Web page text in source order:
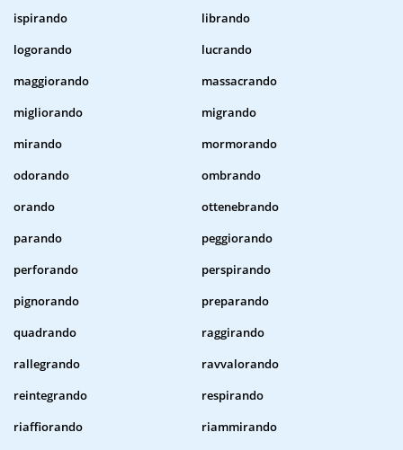
ispirando
librando
logorando
lucrando
maggiorando
massacrando
migliorando
migrando
mirando
mormorando
odorando
ombrando
orando
ottenebrando
parando
peggiorando
perforando
perspirando
pignorando
preparando
quadrando
raggirando
rallegrando
ravvalorando
reintegrando
respirando
riaffiorando
riammirando